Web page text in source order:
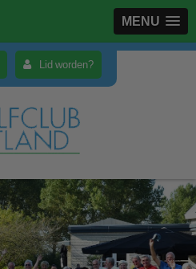
MENU
Lid worden?